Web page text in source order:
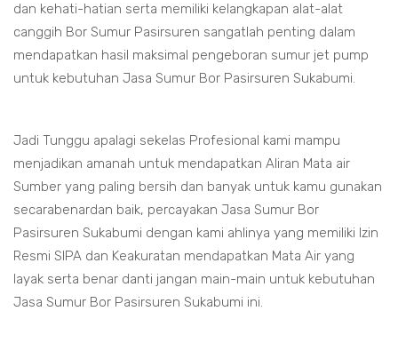
dan kehati-hatian serta memiliki kelangkapan alat-alat
canggih Bor Sumur Pasirsuren sangatlah penting dalam
mendapatkan hasil maksimal pengeboran sumur jet pump
untuk kebutuhan Jasa Sumur Bor Pasirsuren Sukabumi.
Jadi Tunggu apalagi sekelas Profesional kami mampu
menjadikan amanah untuk mendapatkan Aliran Mata air
Sumber yang paling bersih dan banyak untuk kamu gunakan
secarabenardan baik, percayakan Jasa Sumur Bor
Pasirsuren Sukabumi dengan kami ahlinya yang memiliki Izin
Resmi SIPA dan Keakuratan mendapatkan Mata Air yang
layak serta benar danti jangan main-main untuk kebutuhan
Jasa Sumur Bor Pasirsuren Sukabumi ini.